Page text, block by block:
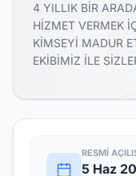
4 YILLIK BİR
HİZMET VERMEK
KİMSEYİ MADUR
EKİBİMİZ İLE
RESMI
5 Haz